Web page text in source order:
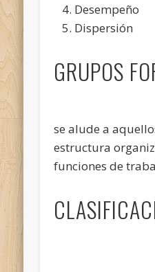
Desempeño
Dispersión
GRUPOS
se alude a
estructura
funciones de